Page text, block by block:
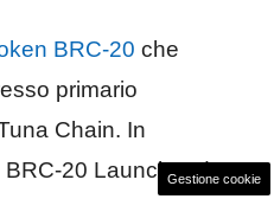
BRC-20 che
primario
Chain. In
BRC-20 Launchpad,Gestione cookie